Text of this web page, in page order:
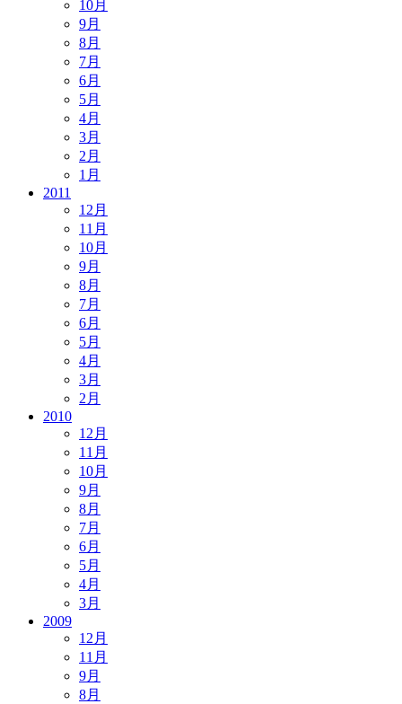
10月
9月
8月
7月
6月
5月
4月
3月
2月
1月
2011
12月
11月
10月
9月
8月
7月
6月
5月
4月
3月
2月
2010
12月
11月
10月
9月
8月
7月
6月
5月
4月
3月
2009
12月
11月
9月
8月